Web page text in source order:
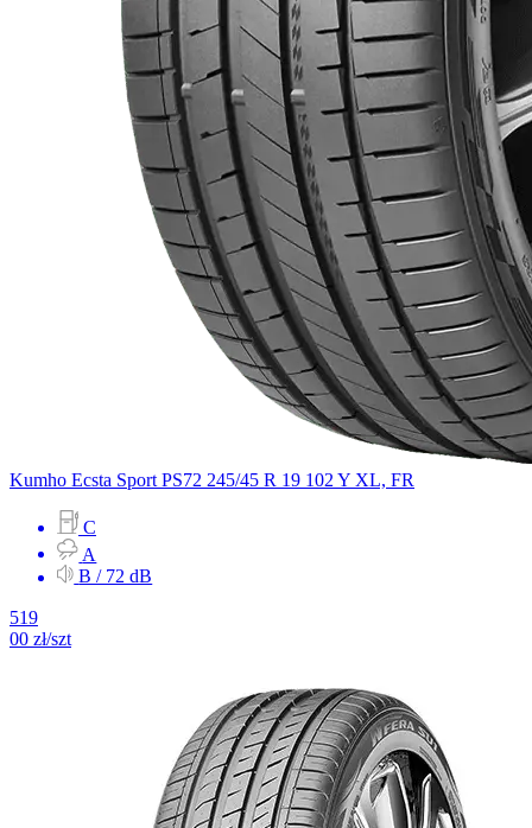
Kumho Ecsta Sport PS72 245/45 R 19 102 Y XL, FR
C
A
B / 72 dB
519
00 zł/szt